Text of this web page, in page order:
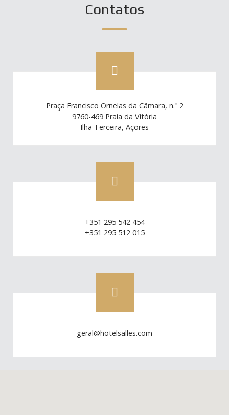
Contatos
Praça Francisco Ornelas da Câmara, n.º 2
9760-469 Praia da Vitória
Ilha Terceira, Açores
+351 295 542 454
+351 295 512 015
geral@hotelsalles.com